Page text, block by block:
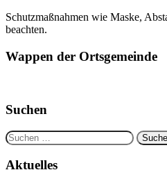
Schutzmaßnahmen wie Maske,
beachten.
Wappen der Ortsgemeinde
Suchen
Suchen
nach:
Aktuelles